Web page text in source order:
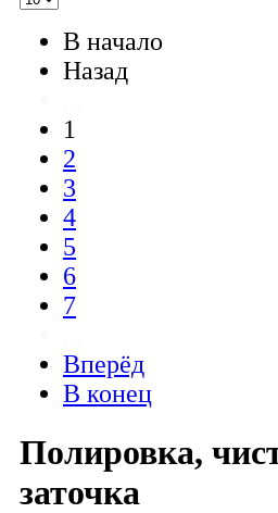
В начало
Назад
1
2
3
4
5
6
7
Вперёд
В конец
Полировка,
заточка